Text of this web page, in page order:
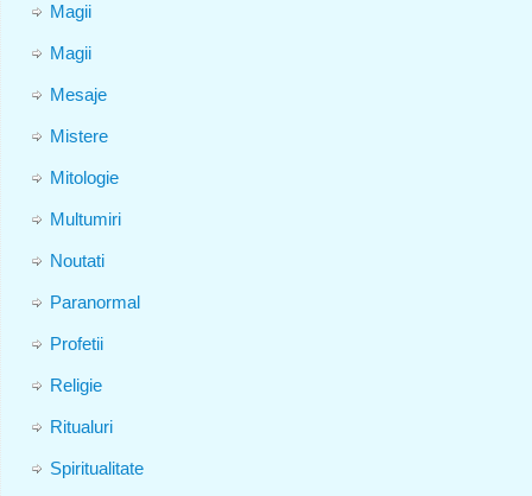
Magii
Magii
Mesaje
Mistere
Mitologie
Multumiri
Noutati
Paranormal
Profetii
Religie
Ritualuri
Spiritualitate